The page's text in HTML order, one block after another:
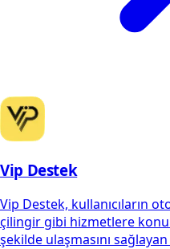
Vip Destek
Vip Destek, kullanıcıların
çilingir gibi hizmetlere
şekilde ulaşmasını